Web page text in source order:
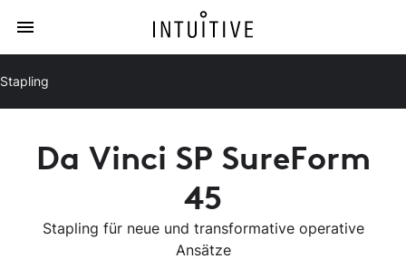
Stapling
Da Vinci SP SureForm
45
Stapling für neue und transformative operative
Ansätze